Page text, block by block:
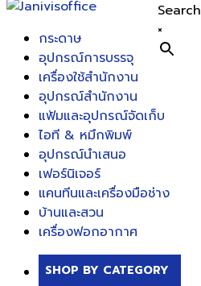
Search
×
กระดาษ
อุปกรณ์การบรรจุ
เครื่องใช้สำนักงาน
อุปกรณ์สำนักงาน
แฟ้มและอุปกรณ์จัดเก็บ
ไอที & หมึกพิมพ์
อุปกรณ์นำเสนอ
เฟอร์นิเจอร์
แคนทีนและเครื่องมือช่าง
บ้านและสวน
เครื่องฟอกอากาศ
SHOP BY CATEGORY